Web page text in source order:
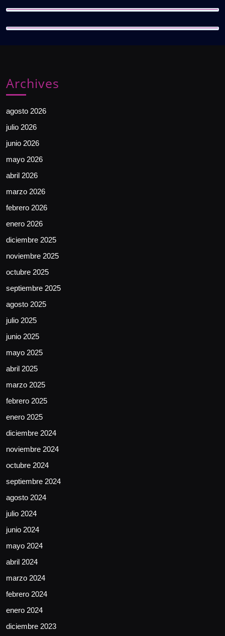
Archives
agosto 2026
julio 2026
junio 2026
mayo 2026
abril 2026
marzo 2026
febrero 2026
enero 2026
diciembre 2025
noviembre 2025
octubre 2025
septiembre 2025
agosto 2025
julio 2025
junio 2025
mayo 2025
abril 2025
marzo 2025
febrero 2025
enero 2025
diciembre 2024
noviembre 2024
octubre 2024
septiembre 2024
agosto 2024
julio 2024
junio 2024
mayo 2024
abril 2024
marzo 2024
febrero 2024
enero 2024
diciembre 2023